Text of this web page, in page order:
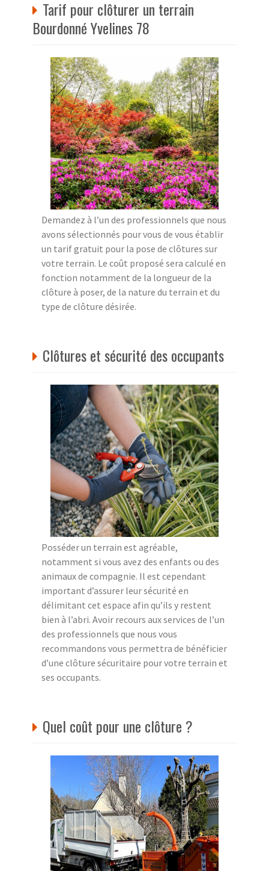
Tarif pour clôturer un terrain
Bourdonné Yvelines 78
Demandez à l’un des professionnels que nous
avons sélectionnés pour vous de vous établir
un tarif gratuit pour la pose de clôtures sur
votre terrain. Le coût proposé sera calculé en
fonction notamment de la longueur de la
clôture à poser, de la nature du terrain et du
type de clôture désirée.
Clôtures et sécurité des occupants
Posséder un terrain est agréable,
notamment si vous avez des enfants ou des
animaux de compagnie. Il est cependant
important d’assurer leur sécurité en
délimitant cet espace afin qu’ils y restent
bien à l’abri. Avoir recours aux services de l’un
des professionnels que nous vous
recommandons vous permettra de bénéficier
d’une clôture sécuritaire pour votre terrain et
ses occupants.
Quel coût pour une clôture ?